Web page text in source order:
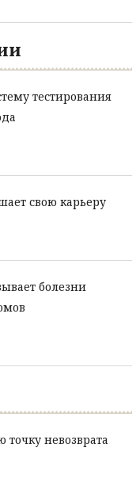
тестирования
свою карьеру
болезни
точку невозврата